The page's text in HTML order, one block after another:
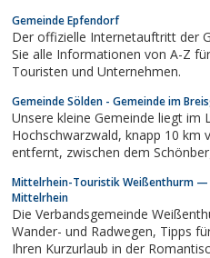
Gemeinde Epfendorf
Der offizielle Internetauftritt der
Sie alle Informationen von A-Z
Touristen und Unternehmen.
Gemeinde Sölden - Gemeinde im
Unsere kleine Gemeinde liegt im
Hochschwarzwald, knapp 10 km vom Zentrum der Stadt Freiburg
entfernt, zwischen dem Schönberg-Hohfirstgebiet und dem
Mittelrhein-Touristik Weißenthurm —
Mittelrhein
Die Verbandsgemeinde
Wander- und Radwegen, Tipps für die passende Unterkunft für
Ihren Kurzurlaub in der